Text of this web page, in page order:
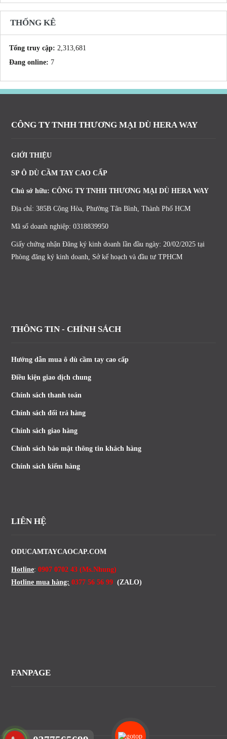
THỐNG KÊ
Tổng truy cập: 2,313,681
Đang online: 7
CÔNG TY TNHH THƯƠNG MẠI DÙ HERA WAY
GIỚI THIỆU
SP Ô DÙ CẦM TAY CAO CẤP
Chủ sở hữu: CÔNG TY TNHH THƯƠNG MẠI DÙ HERA WAY
Địa chỉ: 385B Cộng Hòa, Phường Tân Bình, Thành Phố HCM
Mã số doanh nghiệp: 0318839950
Giấy chứng nhận Đăng ký kinh doanh lần đầu ngày: 20/02/2025 tại
Phòng đăng ký kinh doanh, Sở kế hoạch và đầu tư TPHCM
THÔNG TIN - CHÍNH SÁCH
Hướng dẫn mua ô dù cầm tay cao cấp
Điều kiện giao dịch chung
Chính sách thanh toán
Chính sách đổi trả hàng
Chính sách giao hàng
Chính sách bảo mật thông tin khách hàng
Chính sách kiểm hàng
LIÊN HỆ
ODUCAMTAYCAOCAP.COM
Hotline:0907 0702 43 (Ms.Nhung)
Hotline mua hàng: 0377 56 56 99 (ZALO)
FANPAGE